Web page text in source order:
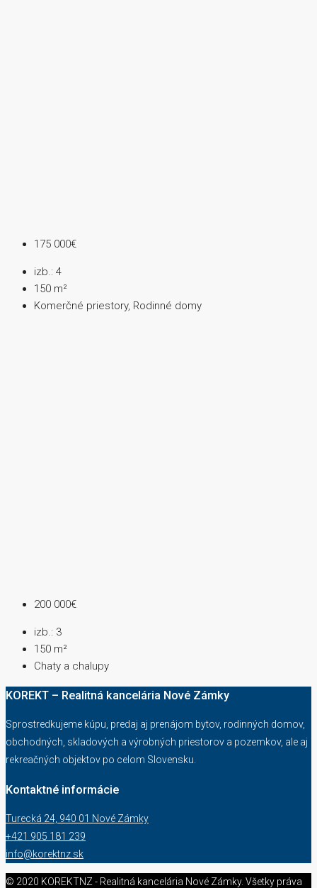
175 000€
izb.: 4
150 m²
Komerčné priestory, Rodinné domy
200 000€
izb.: 3
150 m²
Chaty a chalupy
KOREKT – Realitná kancelária Nové Zámky
Sprostredkujeme kúpu, predaj aj prenájom bytov, rodinných domov,
obchodných, skladových a výrobných priestorov a pozemkov, ale aj
rekreačných objektov po celom Slovensku.
Kontaktné informácie
Turecká 24, 940 01 Nové Zámky
+421 905 181 239
info@korektnz.sk
© 2020 KOREKTNZ - Realitná kancelária Nové Zámky. Všetky práva